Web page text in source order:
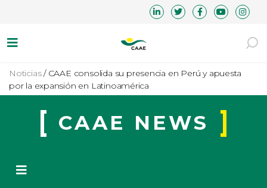
Noticias/ CAAE consolida su presencia en Perú y apuesta
por la expansión en Latinoamérica
CAAE NEWS